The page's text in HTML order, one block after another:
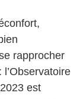
rapprocher
est